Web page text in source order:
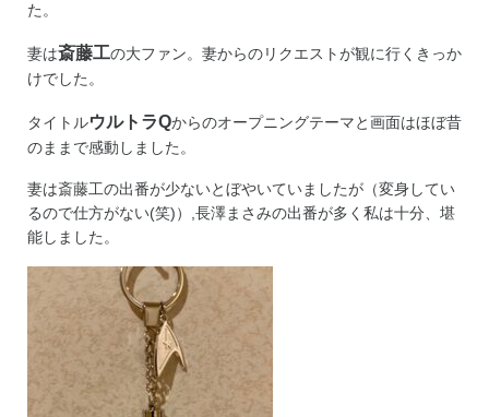
た。
妻は斎藤工の大ファン。妻からのリクエストが観に行くきっか
けでした。
タイトルウルトラQからのオープニングテーマと画面はほぼ昔
のままで感動しました。
妻は斎藤工の出番が少ないとぼやいていましたが（変身してい
るので仕方がない(笑)）,長澤まさみの出番が多く私は十分、堪
能しました。